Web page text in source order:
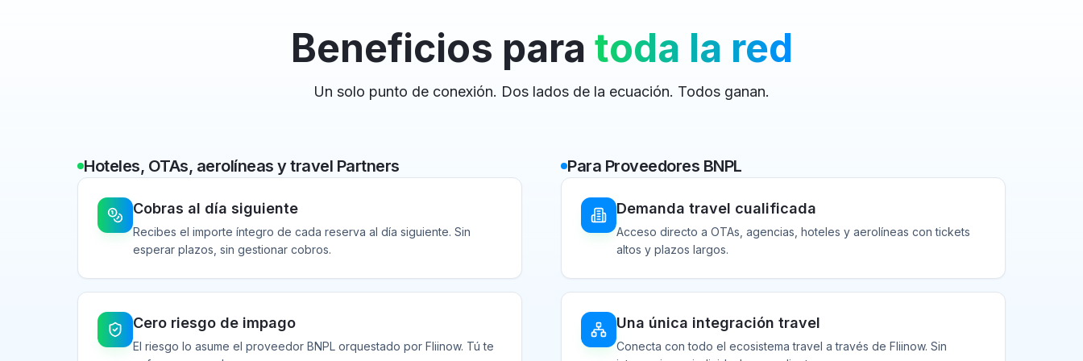
Beneficios para toda la red
Un solo punto de conexión. Dos lados de la ecuación. Todos ganan.
Hoteles, OTAs, aerolíneas y travel Partners
Cobras al día siguiente
Recibes el importe íntegro de cada reserva al día siguiente. Sin
esperar plazos, sin gestionar cobros.
Cero riesgo de impago
El riesgo lo asume el proveedor BNPL orquestado por Fliinow. Tú te
Para Proveedores BNPL
Demanda travel cualificada
Acceso directo a OTAs, agencias, hoteles y aerolíneas con tickets
altos y plazos largos.
Una única integración travel
Conecta con todo el ecosistema travel a través de Fliinow. Sin